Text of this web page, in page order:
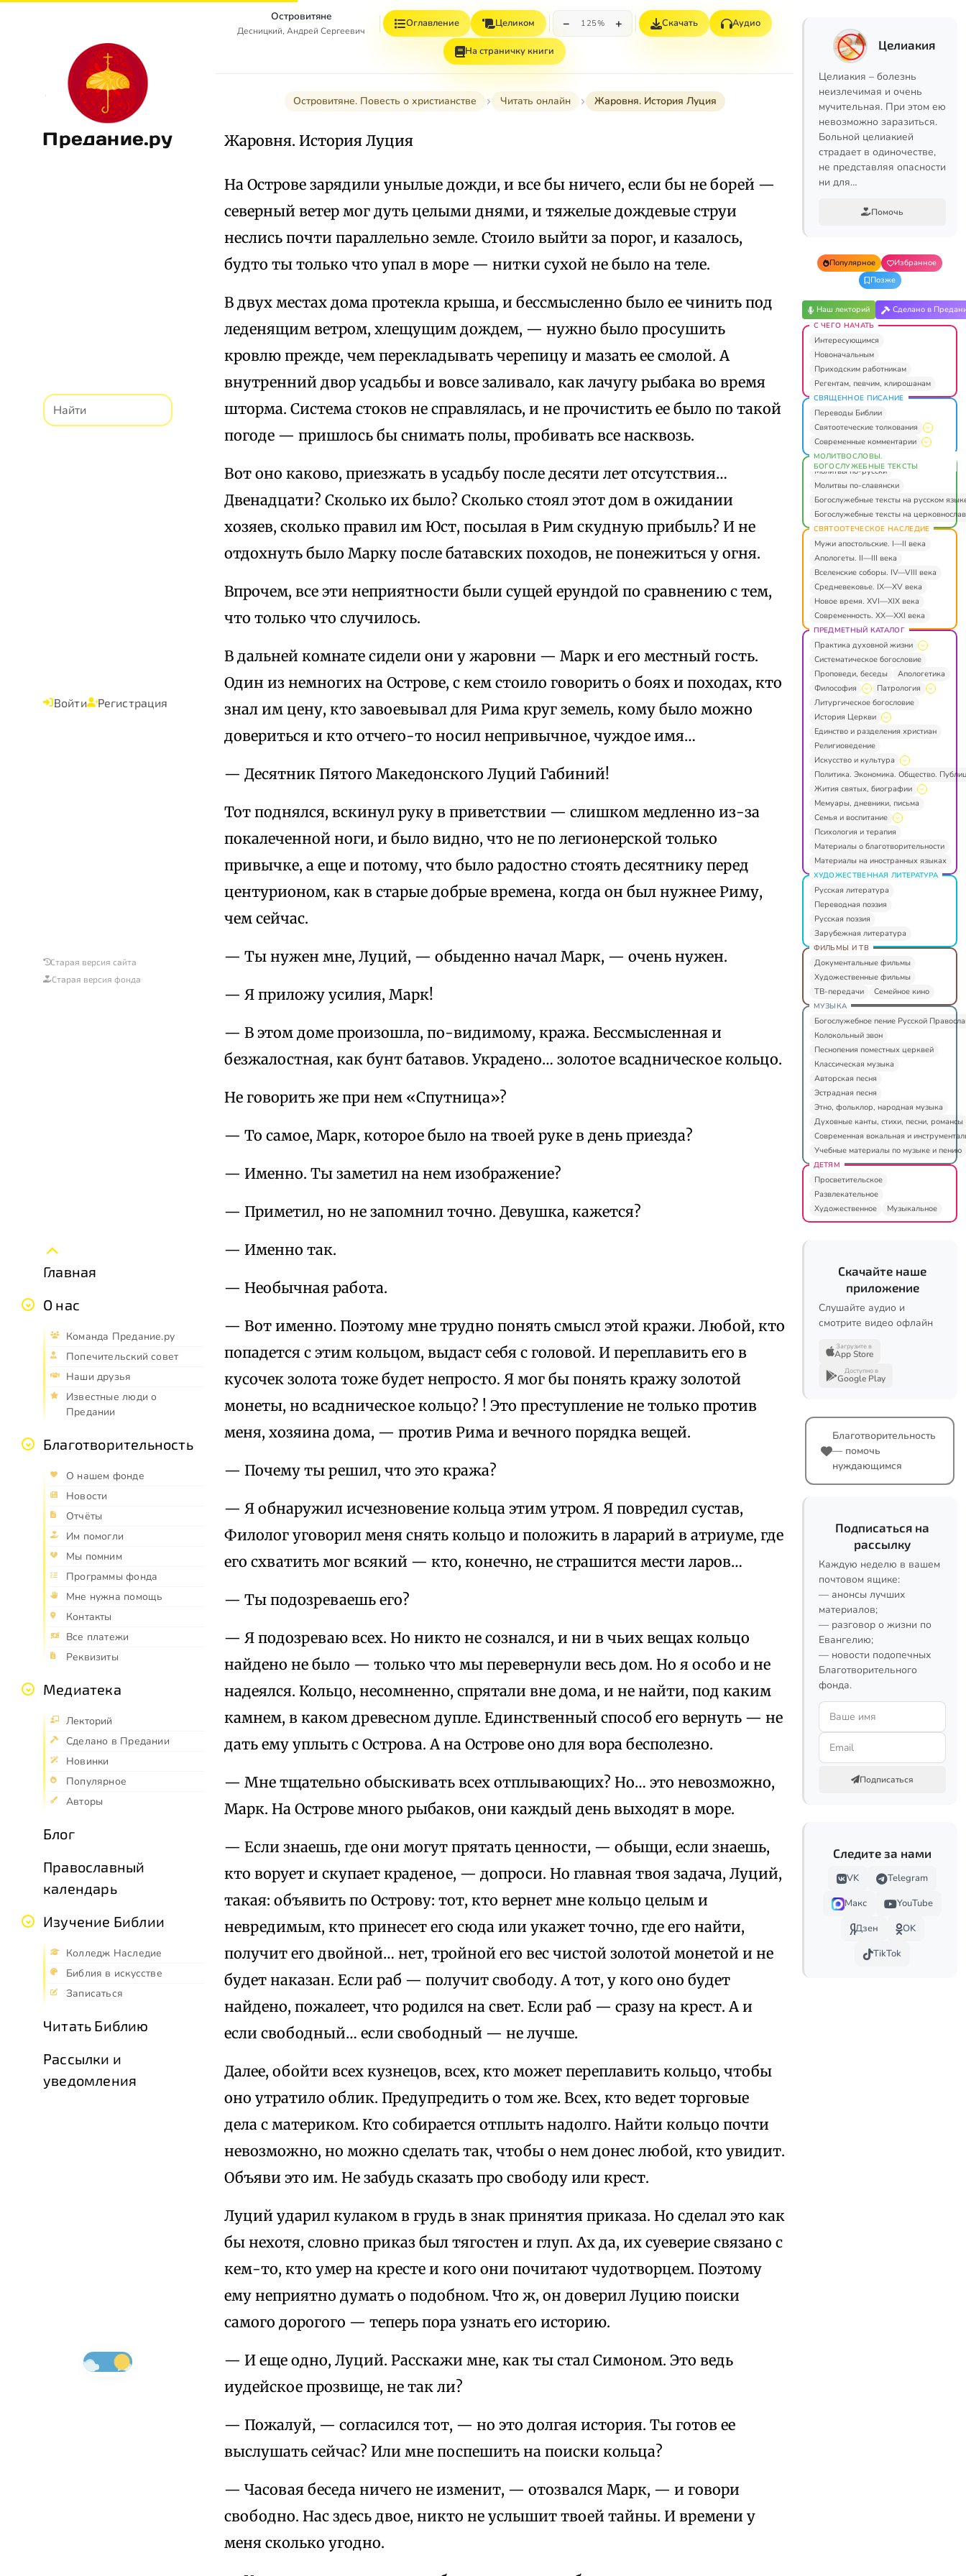
Предание.ру
Войти Регистрация
Старая версия сайта
Старая версия фонда
Главная
О нас
Команда Предание.ру
Попечительский совет
Наши друзья
Известные люди о
Предании
Благотворительность
О нашем фонде
Новости
Отчёты
Им помогли
Мы помним
Программы фонда
Мне нужна помощь
Контакты
Все платежи
Реквизиты
Медиатека
Лекторий
Сделано в Предании
Новинки
Популярное
Авторы
Блог
Православный
календарь
Изучение Библии
Колледж Наследие
Библия в искусстве
Записаться
Читать Библию
Рассылки и
уведомления
Островитяне
Десницкий, Андрей Сергеевич
Оглавление Целиком − 125% + Скачать Аудио
На страничку книги
Островитяне. Повесть о христианстве Читать онлайн Жаровня. История Луция
Жаровня. История Луция
На Острове зарядили унылые дожди, и все бы ничего, если бы не борей —
северный ветер мог дуть целыми днями, и тяжелые дождевые струи
неслись почти параллельно земле. Стоило выйти за порог, и казалось,
будто ты только что упал в море — нитки сухой не было на теле.
В двух местах дома протекла крыша, и бессмысленно было ее чинить под
леденящим ветром, хлещущим дождем, — нужно было просушить
кровлю прежде, чем перекладывать черепицу и мазать ее смолой. А
внутренний двор усадьбы и вовсе заливало, как лачугу рыбака во время
шторма. Система стоков не справлялась, и не прочистить ее было по такой
погоде — пришлось бы снимать полы, пробивать все насквозь.
Вот оно каково, приезжать в усадьбу после десяти лет отсутствия…
Двенадцати? Сколько их было? Сколько стоял этот дом в ожидании
хозяев, сколько правил им Юст, посылая в Рим скудную прибыль? И не
отдохнуть было Марку после батавских походов, не понежиться у огня.
Впрочем, все эти неприятности были сущей ерундой по сравнению с тем,
что только что случилось.
В дальней комнате сидели они у жаровни — Марк и его местный гость.
Один из немногих на Острове, с кем стоило говорить о боях и походах, кто
знал им цену, кто завоевывал для Рима круг земель, кому было можно
довериться и кто отчего-то носил непривычное, чуждое имя…
— Десятник Пятого Македонского Луций Габиний!
Тот поднялся, вскинул руку в приветствии — слишком медленно из-за
покалеченной ноги, и было видно, что не по легионерской только
привычке, а еще и потому, что было радостно стоять десятнику перед
центурионом, как в старые добрые времена, когда он был нужнее Риму,
чем сейчас.
— Ты нужен мне, Луций, — обыденно начал Марк, — очень нужен.
— Я приложу усилия, Марк!
— В этом доме произошла, по-видимому, кража. Бессмысленная и
безжалостная, как бунт батавов. Украдено… золотое всадническое кольцо.
Не говорить же при нем «Спутница»?
— То самое, Марк, которое было на твоей руке в день приезда?
— Именно. Ты заметил на нем изображение?
— Приметил, но не запомнил точно. Девушка, кажется?
— Именно так.
— Необычная работа.
— Вот именно. Поэтому мне трудно понять смысл этой кражи. Любой, кто
попадется с этим кольцом, выдаст себя с головой. И переплавить его в
кусочек золота тоже будет непросто. Я мог бы понять кражу золотой
монеты, но всадническое кольцо? ! Это преступление не только против
меня, хозяина дома, — против Рима и вечного порядка вещей.
— Почему ты решил, что это кража?
— Я обнаружил исчезновение кольца этим утром. Я повредил сустав,
Филолог уговорил меня снять кольцо и положить в ларарий в атриуме, где
его схватить мог всякий — кто, конечно, не страшится мести ларов…
— Ты подозреваешь его?
— Я подозреваю всех. Но никто не сознался, и ни в чьих вещах кольцо
найдено не было — только что мы перевернули весь дом. Но я особо и не
надеялся. Кольцо, несомненно, спрятали вне дома, и не найти, под каким
камнем, в каком древесном дупле. Единственный способ его вернуть — не
дать ему уплыть с Острова. А на Острове оно для вора бесполезно.
— Мне тщательно обыскивать всех отплывающих? Но… это невозможно,
Марк. На Острове много рыбаков, они каждый день выходят в море.
— Если знаешь, где они могут прятать ценности, — обыщи, если знаешь,
кто ворует и скупает краденое, — допроси. Но главная твоя задача, Луций,
такая: объявить по Острову: тот, кто вернет мне кольцо целым и
невредимым, кто принесет его сюда или укажет точно, где его найти,
получит его двойной… нет, тройной его вес чистой золотой монетой и не
будет наказан. Если раб — получит свободу. А тот, у кого оно будет
найдено, пожалеет, что родился на свет. Если раб — сразу на крест. А и
если свободный… если свободный — не лучше.
Далее, обойти всех кузнецов, всех, кто может переплавить кольцо, чтобы
оно утратило облик. Предупредить о том же. Всех, кто ведет торговые
дела с материком. Кто собирается отплыть надолго. Найти кольцо почти
невозможно, но можно сделать так, чтобы о нем донес любой, кто увидит.
Объяви это им. Не забудь сказать про свободу или крест.
Луций ударил кулаком в грудь в знак принятия приказа. Но сделал это как
бы нехотя, словно приказ был тягостен и глуп. Ах да, их суеверие связано с
кем-то, кто умер на кресте и кого они почитают чудотворцем. Поэтому
ему неприятно думать о подобном. Что ж, он доверил Луцию поиски
самого дорогого — теперь пора узнать его историю.
— И еще одно, Луций. Расскажи мне, как ты стал Симоном. Это ведь
иудейское прозвище, не так ли?
— Пожалуй, — согласился тот, — но это долгая история. Ты готов ее
выслушать сейчас? Или мне поспешить на поиски кольца?
— Часовая беседа ничего не изменит, — отозвался Марк, — и говори
свободно. Нас здесь двое, никто не услышит твоей тайны. И времени у
меня сколько угодно.
Целиакия
Целиакия – болезнь
неизлечимая и очень
мучительная. При этом ею
невозможно заразиться.
Больной целиакией
страдает в одиночестве,
не представляя опасности
ни для…
Помочь
Популярное
Избранное
Позже
Наш лекторий Сделано в
С ЧЕГО НАЧАТЬ
Интересующимся
Новоначальным
Приходским работникам
Регентам, певчим, клирошанам
СВЯЩЕННОЕ ПИСАНИЕ
Переводы Библии
Святоотеческие толкования
Современные комментарии
МОЛИТВОСЛОВЫ.
БОГОСЛУЖЕБНЫЕ ТЕКСТЫ
Молитвы по-русски
Молитвы по-славянски
Богослужебные тексты на русском
Богослужебные тексты на
СВЯТООТЕЧЕСКОЕ НАСЛЕДИЕ
Мужи апостольские. I—II века
Апологеты. II—III века
Вселенские соборы. IV—VIII века
Средневековье. IX—XV века
Новое время. XVI—XIX века
Современность. XX—XXI века
ПРЕДМЕТНЫЙ КАТАЛОГ
Практика духовной жизни
Систематическое богословие
Проповеди, беседы
Апологетика
Философия
Патрология
Литургическое богословие
История Церкви
Единство и разделения христиан
Религиоведение
Искусство и культура
Политика. Экономика. Общество.
Жития святых, биографии
Мемуары, дневники, письма
Семья и воспитание
Психология и терапия
Материалы о благотворительности
Материалы на иностранных языках
ХУДОЖЕСТВЕННАЯ ЛИТЕРАТУРА
Русская литература
Переводная поэзия
Русская поэзия
Зарубежная литература
ФИЛЬМЫ И ТВ
Документальные фильмы
Художественные фильмы
ТВ-передачи
Семейное кино
МУЗЫКА
Богослужебное пение Русской
Колокольный звон
Песнопения поместных церквей
Классическая музыка
Авторская песня
Эстрадная песня
Этно, фольклор, народная музыка
Духовные канты, стихи, песни, романсы
Современная вокальная и
Учебные материалы по музыке и пению
ДЕТЯМ
Просветительское
Развлекательное
Художественное
Музыкальное
Скачайте наше
приложение
Слушайте аудио и
смотрите видео офлайн
Загрузите в
App Store
Доступно в
Google Play
Благотворительность
— помочь
нуждающимся
Подписаться на
рассылку
Каждую неделю в вашем
почтовом ящике:
— анонсы лучших
материалов;
— разговор о жизни по
Евангелию;
— новости подопечных
Благотворительного
фонда.
Подписаться
Следите за нами
VK
Telegram
Макс
YouTube
Дзен
OK
TikTok